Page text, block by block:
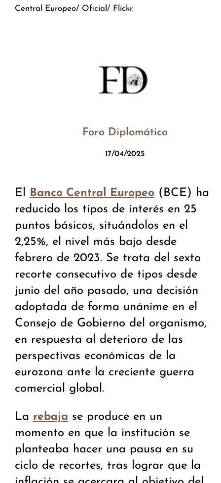
Central Europeo/ Oficial/ Flickr.
Foro Diplomático
17/04/2025
El Banco Central Europeo (BCE) ha
reducido los tipos de interés en 25
puntos básicos, situándolos en el
2,25%, el nivel más bajo desde
febrero de 2023. Se trata del sexto
recorte consecutivo de tipos desde
junio del año pasado, una decisión
adoptada de forma unánime en el
Consejo de Gobierno del organismo,
en respuesta al deterioro de las
perspectivas económicas de la
eurozona ante la creciente guerra
comercial global.
La rebaja se produce en un
momento en que la institución se
planteaba hacer una pausa en su
ciclo de recortes, tras lograr que la